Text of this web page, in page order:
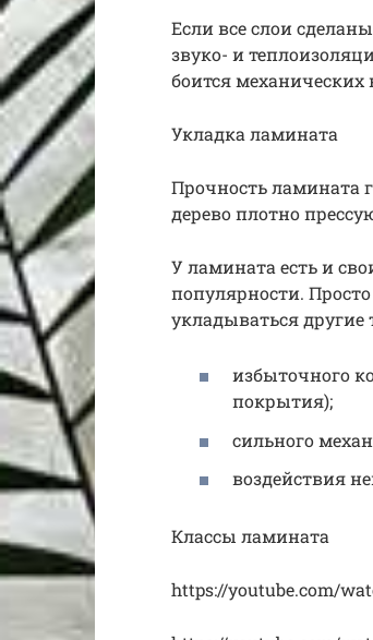
Если все слои
звуко- и
боится механических
Укладка ламината
Прочность ламината
дерево плотно
У ламината есть и
популярности.
укладываться
избыточного
покрытия);
сильного
воздействия
Классы ламината
https://youtube.com/